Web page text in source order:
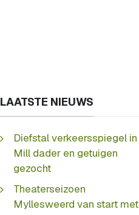
LAATSTE NIEUWS
Diefstal verkeersspiegel in
Mill dader en getuigen
gezocht
Theaterseizoen
Myllesweerd van start met